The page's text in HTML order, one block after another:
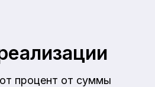
процент от суммы